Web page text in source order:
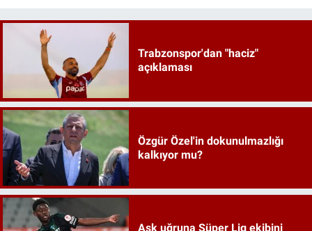
Trabzonspor'dan "haciz"
açıklaması
Özgür Özel'in dokunulmazlığı
kalkıyor mu?
Aşk uğruna Süper Lig ekibini